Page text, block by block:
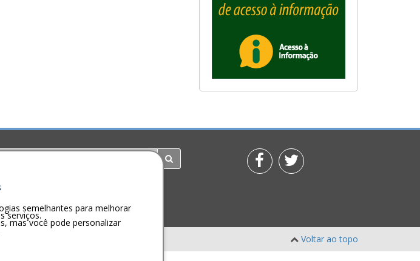
Voltar ao topo
semelhantes para melhorar
serviços.
mas você pode personalizar